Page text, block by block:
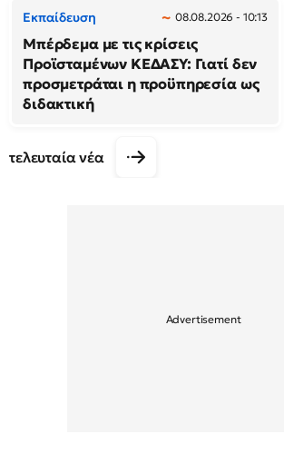
Εκπαίδευση 08.08.2026 - 10:13
Μπέρδεμα με τις κρίσεις
Προϊσταμένων ΚΕΔΑΣΥ: Γιατί δεν
προσμετράται η προϋπηρεσία ως
διδακτική
τελευταία νέα